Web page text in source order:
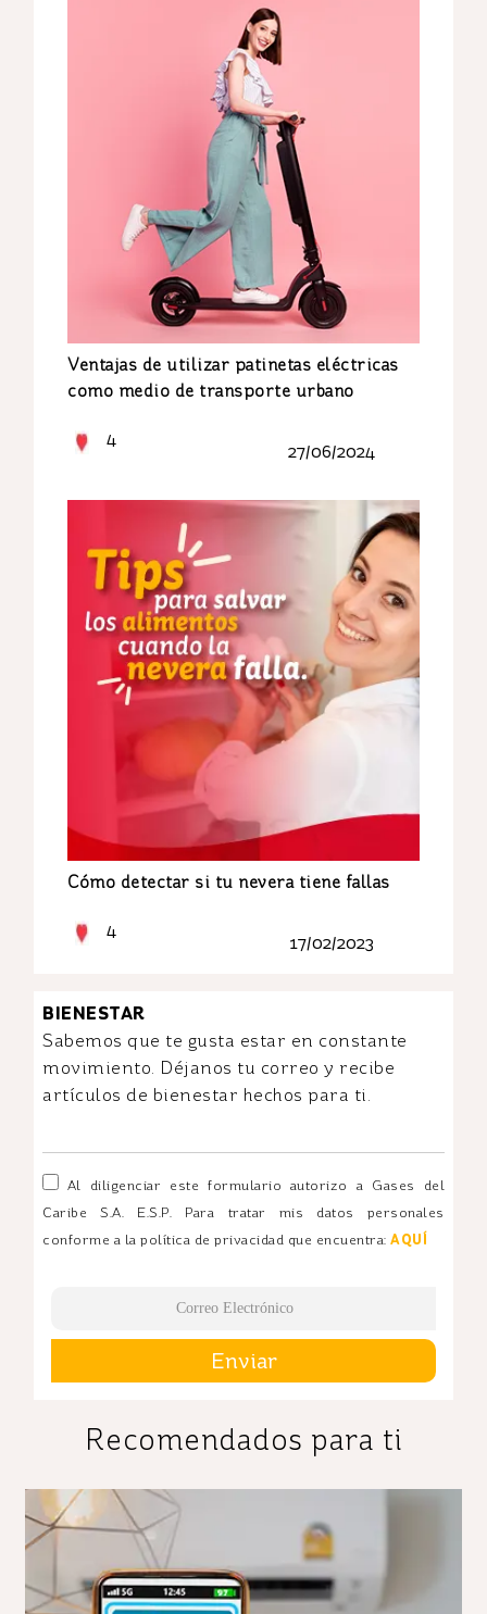
Ventajas de utilizar patinetas eléctricas
como medio de transporte urbano
4
27/06/2024
Cómo detectar si tu nevera tiene fallas
4
17/02/2023
BIENESTAR
Sabemos que te gusta estar en constante
movimiento. Déjanos tu correo y recibe
artículos de bienestar hechos para ti.
Al diligenciar este formulario autorizo a Gases del
Caribe S.A. E.S.P. Para tratar mis datos personales
conforme a la política de privacidad que encuentra: AQUÍ
Enviar
Recomendados para ti